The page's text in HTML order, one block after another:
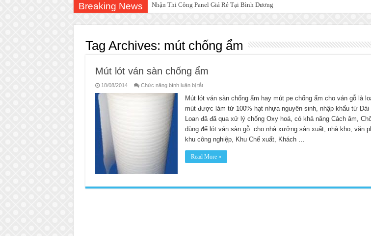
Breaking News Nhận Thi Công Panel Giá Rẻ Tại Bình Dương
Tag Archives: mút chống ẩm
Mút lót ván sàn chống ẩm
18/08/2014 Chức năng bình luận bị tắtở
lót
ván
sàn
ẩm
Mút lót ván sàn chống ẩm hay mút pe chống ẩm cho ván gỗ là
mút được làm từ 100% hạt nhựa nguyên sinh, nhập khẩu từ Đài
Loan đã đã qua xử lý chống Oxy hoá, có khả năng Cách âm,
dùng để lót ván sàn gỗ cho nhà xưởng sản xuất, nhà kho, văn
khu công nghiệp, Khu Chế xuất, Khách …
Read More »